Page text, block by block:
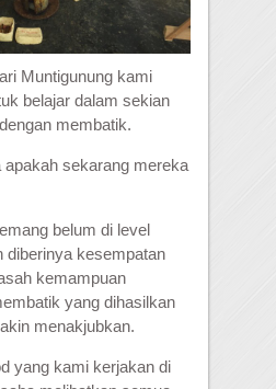
Muntigunung kami
belajar dalam sekian
membatik.
apakah sekarang mereka
belum di level
diberinya kesempatan
kemampuan
yang dihasilkan
menakjubkan.
yang kami kerjakan di